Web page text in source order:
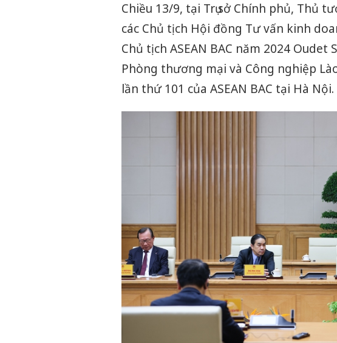
Chiều 13/9, tại Trụ sở Chính phủ, Thủ
các Chủ tịch Hội đồng Tư vấn kinh
Chủ tịch ASEAN BAC năm 2024
Phòng thương mại và Công nghiệp
lần thứ 101 của ASEAN BAC tại Hà Nội.